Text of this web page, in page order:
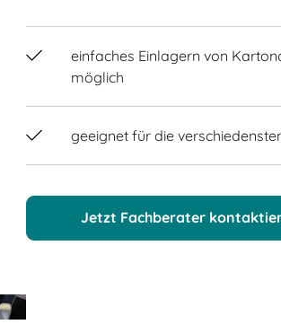
einfaches Einlagern von
möglich
geeignet für die
Jetzt Fachberater